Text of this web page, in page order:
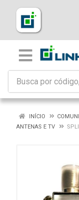
INÍCIO
ANTENAS E TV